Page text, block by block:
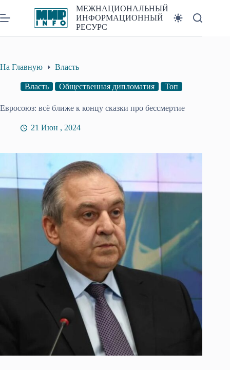
к
сути
МЕЖНАЦИОНАЛЬНЫЙ
ИНФОРМАЦИОННЫЙ
РЕСУРС
На Главную Власть
Власть Общественная дипломатия Топ
Евросоюз: всё ближе к концу сказки про бессмертие
21 Июн , 2024